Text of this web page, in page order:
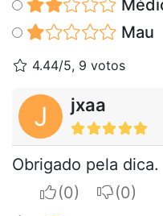
Mau
4.44/5, 9 votos
J jxaa
Obrigado pela dica.
I apreciate
I do